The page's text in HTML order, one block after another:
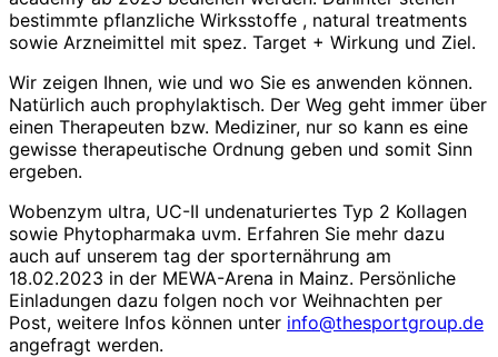
bestimmte pflanzliche Wirksstoffe , natural treatments
sowie Arzneimittel mit spez. Target + Wirkung und Ziel.
Wir zeigen Ihnen, wie und wo Sie es anwenden können.
Natürlich auch prophylaktisch. Der Weg geht immer über
einen Therapeuten bzw. Mediziner, nur so kann es eine
gewisse therapeutische Ordnung geben und somit Sinn
ergeben.
Wobenzym ultra, UC-II undenaturiertes Typ 2 Kollagen
sowie Phytopharmaka uvm. Erfahren Sie mehr dazu
auch auf unserem tag der sporternährung am
18.02.2023 in der MEWA-Arena in Mainz. Persönliche
Einladungen dazu folgen noch vor Weihnachten per
Post, weitere Infos können unter info@thesportgroup.de
angefragt werden.